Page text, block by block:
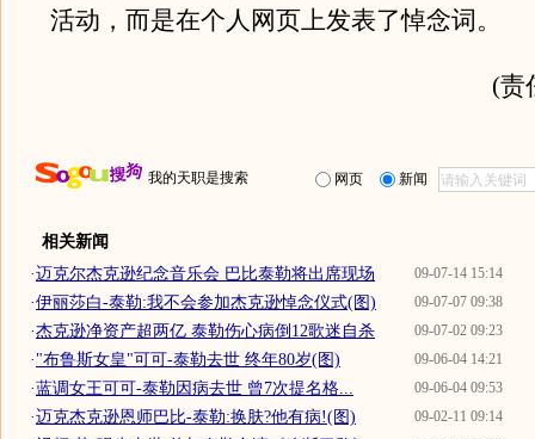
活动，而是在个人网页上发表了悼念词。
(责
我的天职是搜索 网页 新闻
相关新闻
09-07-14 15:14
·迈克尔杰克逊纪念音乐会 巴比泰勒将出席现场
09-07-07 09:38
·伊丽莎白-泰勒:我不会参加杰克逊悼念仪式(图)
09-07-02 09:23
·杰克逊净资产超两亿 泰勒伤心病倒12歌迷自杀
09-06-04 14:21
·"布鲁斯女皇"可可-泰勒去世 终年80岁(图)
09-06-04 09:53
·蓝调女王可可-泰勒因病去世 曾7次提名格...
09-02-11 09:14
·迈克杰克逊恩师巴比-泰勒:换肤?他有病!(图)